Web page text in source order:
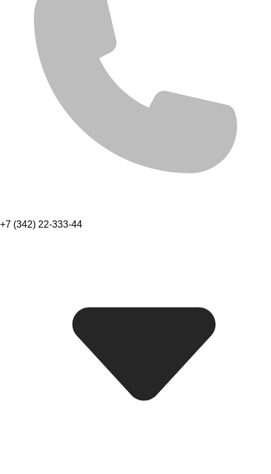
+7 (342) 22-333-44